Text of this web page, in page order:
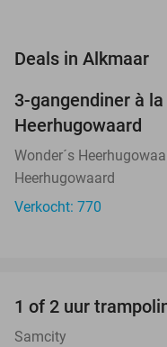
Deals in Alkmaar
3-gangendiner à
Heerhugowaard
Wonder´s
Heerhugowaard
Verkocht: 770
1 of 2 uur
Samcity